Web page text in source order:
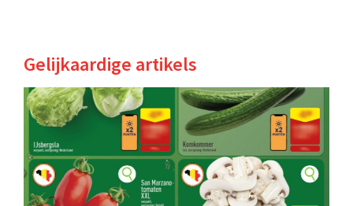
Gelijkaardige artikels